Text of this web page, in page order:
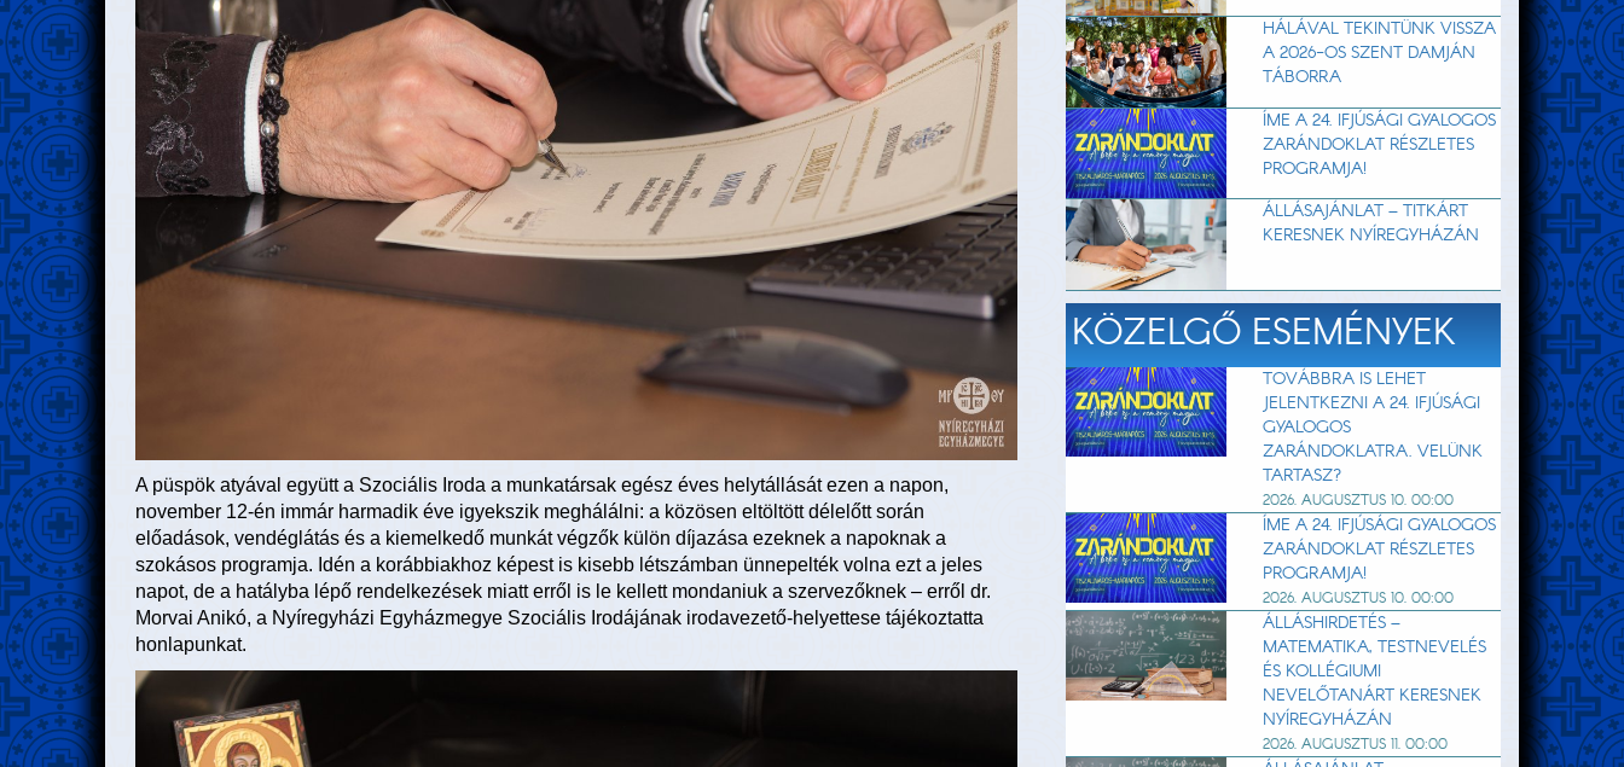
A püspök atyával együtt a Szociális Iroda a munkatársak egész éves helytállását ezen a napon,
november 12-én immár harmadik éve igyekszik meghálálni: a közösen eltöltött délelőtt során
előadások, vendéglátás és a kiemelkedő munkát végzők külön díjazása ezeknek a napoknak a
szokásos programja. Idén a korábbiakhoz képest is kisebb létszámban ünnepelték volna ezt a jeles
napot, de a hatályba lépő rendelkezések miatt erről is le kellett mondaniuk a szervezőknek – erről dr.
Morvai Anikó, a Nyíregyházi Egyházmegye Szociális Irodájának irodavezető-helyettese tájékoztatta
honlapunkat.
HÁLÁVAL TEKINTÜNK VISSZA
A 2026-OS SZENT DAMJÁN
TÁBORRA
ÍME A 24. IFJÚSÁGI GYALOGOS
ZARÁNDOKLAT RÉSZLETES
PROGRAMJA!
ÁLLÁSAJÁNLAT – TITKÁRT
KERESNEK NYÍREGYHÁZÁN
KÖZELGŐ ESEMÉNYEK
TOVÁBBRA IS LEHET
JELENTKEZNI A 24. IFJÚSÁGI
GYALOGOS
ZARÁNDOKLATRA. VELÜNK
TARTASZ?
2026. AUGUSZTUS 10. 00:00
ÍME A 24. IFJÚSÁGI GYALOGOS
ZARÁNDOKLAT RÉSZLETES
PROGRAMJA!
2026. AUGUSZTUS 10. 00:00
ÁLLÁSHIRDETÉS –
MATEMATIKA, TESTNEVELÉS
ÉS KOLLÉGIUMI
NEVELŐTANÁRT KERESNEK
NYÍREGYHÁZÁN
2026. AUGUSZTUS 11. 00:00